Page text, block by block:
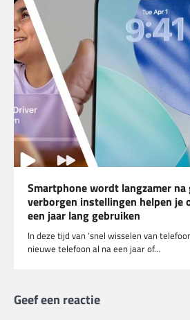
Smartphone wordt langzamer na
verborgen instellingen helpen je
een jaar lang gebruiken
In deze tijd van ‘snel wisselen van
nieuwe telefoon al na een jaar of…
Geef een reactie